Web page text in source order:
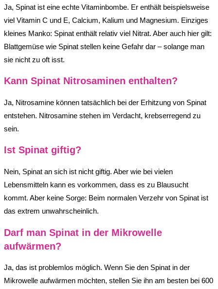
Ja, Spinat ist eine echte Vitaminbombe. Er enthält beispielsweise
viel Vitamin C und E, Calcium, Kalium und Magnesium. Einziges
kleines Manko: Spinat enthält relativ viel Nitrat. Aber auch hier gilt:
Blattgemüse wie Spinat stellen keine Gefahr dar – solange man
sie nicht zu oft isst.
Kann Spinat Nitrosaminen enthalten?
Ja, Nitrosamine können tatsächlich bei der Erhitzung von Spinat
entstehen. Nitrosamine stehen im Verdacht, krebserregend zu
sein.
Ist Spinat giftig?
Nein, Spinat an sich ist nicht giftig. Aber wie bei vielen
Lebensmitteln kann es vorkommen, dass es zu Blausucht
kommt. Aber keine Sorge: Beim normalen Verzehr von Spinat ist
das extrem unwahrscheinlich.
Darf man Spinat in der Mikrowelle
aufwärmen?
Ja, das ist problemlos möglich. Wenn Sie den Spinat in der
Mikrowelle aufwärmen möchten, stellen Sie ihn am besten bei 600